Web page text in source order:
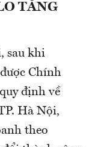
TĂNG
sau khi
Chính
định về
Hà Nội,
theo